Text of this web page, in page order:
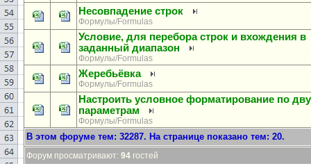
Несовпадение строк
Формулы/Formulas
Условие, для перебора строк и вхождения в
заданный диапазон
Формулы/Formulas
Жеребьёвка
Формулы/Formulas
Настроить условное форматирование по
параметрам
Формулы/Formulas
В этом форуме тем: 32287. На странице показано тем: 20.
Форум просматривают: 94 гостей